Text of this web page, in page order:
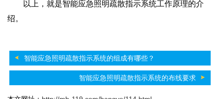
以上，就是智能应急照明疏散指示系统工作原理的介
绍。
智能应急照明疏散指示系统的组成有哪些？
智能应急照明疏散指示系统的布线要求